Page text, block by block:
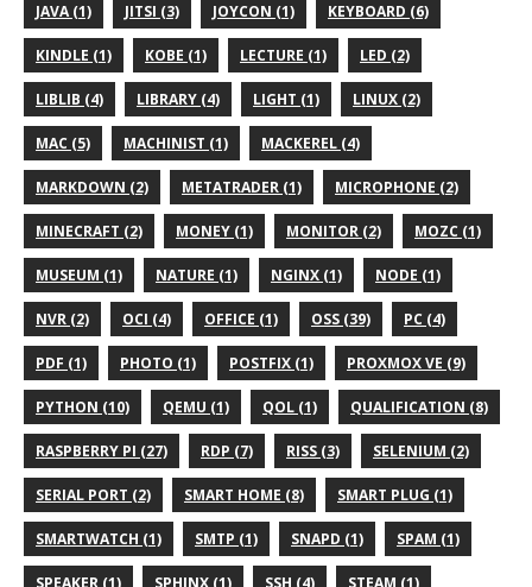
JAVA (1) JITSI (3) JOYCON (1) KEYBOARD (6)
KINDLE (1) KOBE (1) LECTURE (1) LED (2)
LIBLIB (4) LIBRARY (4) LIGHT (1) LINUX (2)
MAC (5) MACHINIST (1) MACKEREL (4)
MARKDOWN (2) METATRADER (1) MICROPHONE (2)
MINECRAFT (2) MONEY (1) MONITOR (2) MOZC (1)
MUSEUM (1) NATURE (1) NGINX (1) NODE (1)
NVR (2) OCI (4) OFFICE (1) OSS (39) PC (4)
PDF (1) PHOTO (1) POSTFIX (1) PROXMOX VE (9)
PYTHON (10) QEMU (1) QOL (1) QUALIFICATION (8)
RASPBERRY PI (27) RDP (7) RISS (3) SELENIUM (2)
SERIAL PORT (2) SMART HOME (8) SMART PLUG (1)
SMARTWATCH (1) SMTP (1) SNAPD (1) SPAM (1)